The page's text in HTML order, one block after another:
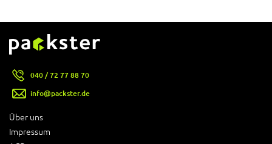
Über uns
Impressum
040 / 72 77 88 70
info@packster.de